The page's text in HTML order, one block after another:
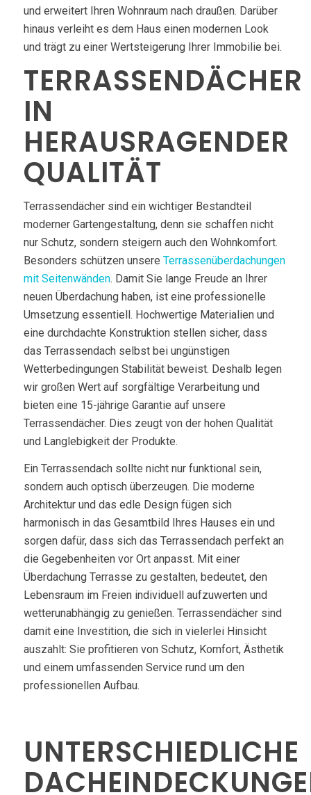
und erweitert Ihren Wohnraum nach draußen. Darüber
hinaus verleiht es dem Haus einen modernen Look
und trägt zu einer Wertsteigerung Ihrer Immobilie bei.
TERRASSENDÄCHER
IN
HERAUSRAGENDER
QUALITÄT
Terrassendächer sind ein wichtiger Bestandteil
moderner Gartengestaltung, denn sie schaffen nicht
nur Schutz, sondern steigern auch den Wohnkomfort.
Besonders schützen unsere Terrassenüberdachungen
mit Seitenwänden. Damit Sie lange Freude an Ihrer
neuen Überdachung haben, ist eine professionelle
Umsetzung essentiell. Hochwertige Materialien und
eine durchdachte Konstruktion stellen sicher, dass
das Terrassendach selbst bei ungünstigen
Wetterbedingungen Stabilität beweist. Deshalb legen
wir großen Wert auf sorgfältige Verarbeitung und
bieten eine 15-jährige Garantie auf unsere
Terrassendächer. Dies zeugt von der hohen Qualität
und Langlebigkeit der Produkte.
Ein Terrassendach sollte nicht nur funktional sein,
sondern auch optisch überzeugen. Die moderne
Architektur und das edle Design fügen sich
harmonisch in das Gesamtbild Ihres Hauses ein und
sorgen dafür, dass sich das Terrassendach perfekt an
die Gegebenheiten vor Ort anpasst. Mit einer
Überdachung Terrasse zu gestalten, bedeutet, den
Lebensraum im Freien individuell aufzuwerten und
wetterunabhängig zu genießen. Terrassendächer sind
damit eine Investition, die sich in vielerlei Hinsicht
auszahlt: Sie profitieren von Schutz, Komfort, Ästhetik
und einem umfassenden Service rund um den
professionellen Aufbau.
UNTERSCHIEDLICHE